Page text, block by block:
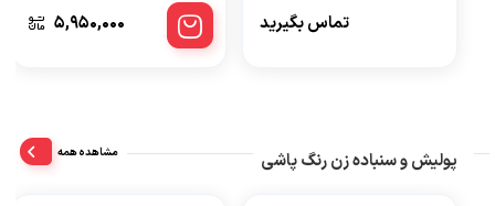
تماس بگیرید 5,950,000
پولیش و سنباده زن رنگ پاشی مشاهده همه